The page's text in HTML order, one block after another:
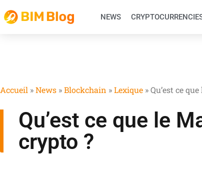
NEWS
Accueil »News »Blockchain »Lexique »Qu’est ce
Qu’est ce que le
crypto ?